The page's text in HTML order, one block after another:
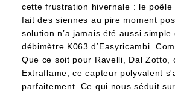
cette frustration hivernale : le poêle
fait des siennes au pire moment
solution n’a jamais été aussi simple
débimètre K063 d’Easyricambi.
Que ce soit pour Ravelli, Dal Zotto,
Extraflame, ce capteur polyvalent
parfaitement. Ce qui nous séduit